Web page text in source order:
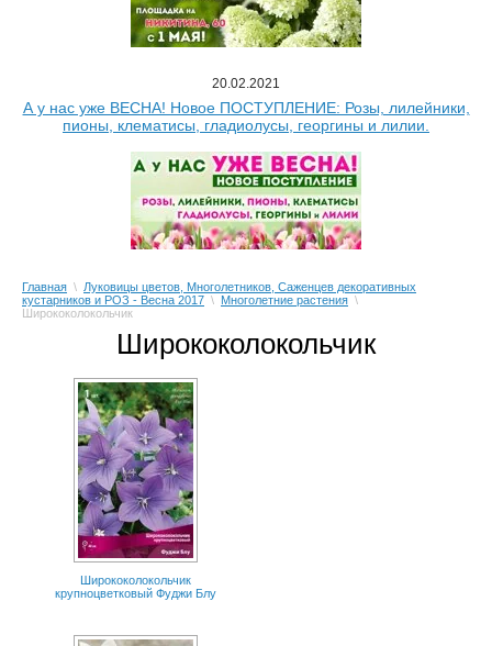
Главная \ Луковицы цветов, Многолетников, Саженцев декоративных
кустарников и РОЗ - Весна 2017 \ Многолетние растения \
Ширококолокольчик
Ширококолокольчик
Ширококолокольчик
крупноцветковый Фуджи Блу
20.02.2021
А у нас уже ВЕСНА! Новое ПОСТУПЛЕНИЕ: Розы, лилейники,
пионы, клематисы, гладиолусы, георгины и лилии.